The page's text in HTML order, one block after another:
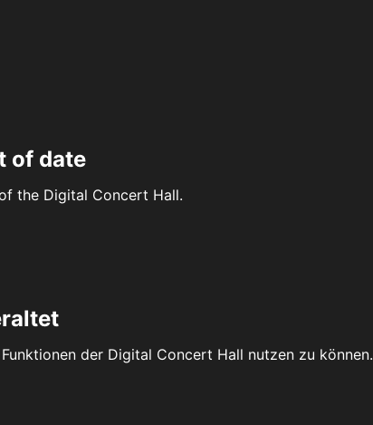
of date
the Digital Concert Hall.
der Digital Concert Hall nutzen zu können.